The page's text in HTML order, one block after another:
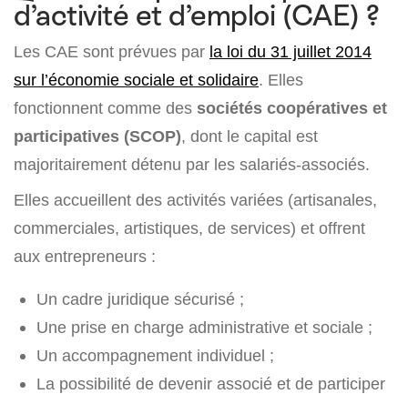
d’activité et d’emploi (CAE) ?
Les CAE sont prévues par la loi du 31 juillet 2014
sur l’économie sociale et solidaire. Elles
fonctionnent comme des sociétés coopératives et
participatives (SCOP), dont le capital est
majoritairement détenu par les salariés-associés.
Elles accueillent des activités variées (artisanales,
commerciales, artistiques, de services) et offrent
aux entrepreneurs :
Un cadre juridique sécurisé ;
Une prise en charge administrative et sociale ;
Un accompagnement individuel ;
La possibilité de devenir associé et de participer